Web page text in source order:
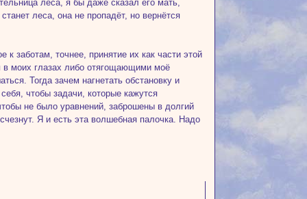
леса, я бы даже сказал его мать,
леса, она не пропадёт, но вернётся
к заботам, точнее, принятие их как части этой
в моих глазах либо отягощающими моё
Тогда зачем нагнетать обстановку и
чтобы задачи, которые кажутся
не было уравнений, заброшены в долгий
Я и есть эта волшебная палочка. Надо